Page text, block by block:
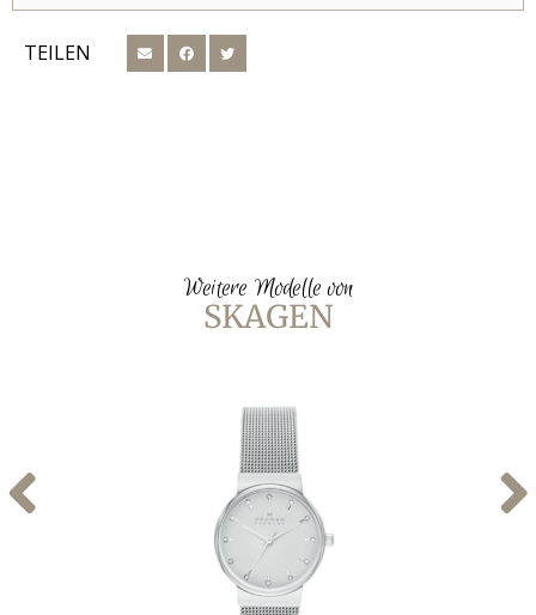
TEILEN
Weitere Modelle von
SKAGEN